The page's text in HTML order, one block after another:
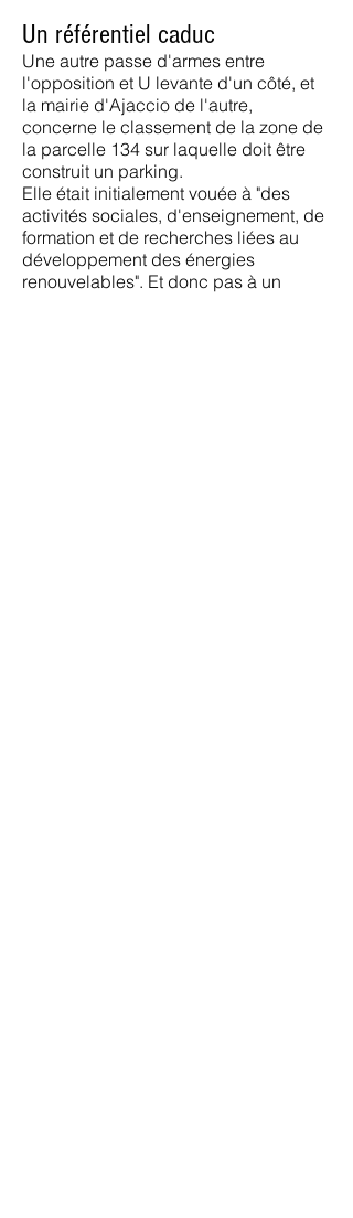
Un référentiel caduc
Une autre passe d'armes entre
l'opposition et U levante d'un côté, et
la mairie d'Ajaccio de l'autre,
concerne le classement de la zone de
la parcelle 134 sur laquelle doit être
construit un parking.
Elle était initialement vouée à "des
activités sociales, d'enseignement, de
formation et de recherches liées au
développement des énergies
renouvelables". Et donc pas à un